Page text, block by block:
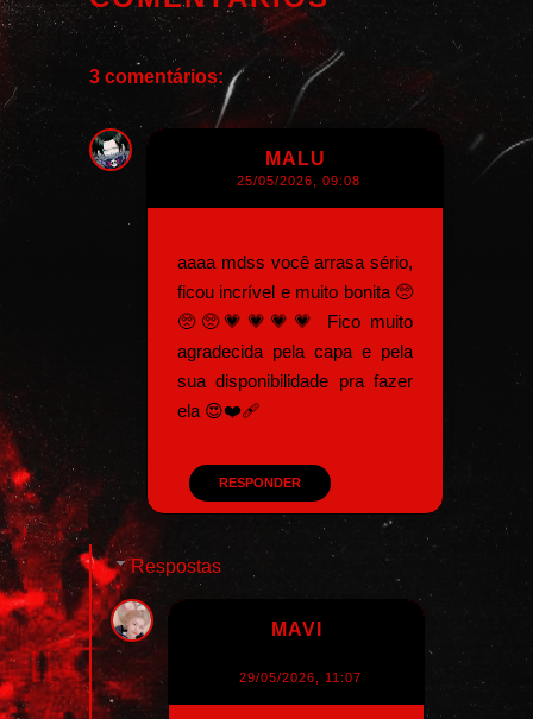
3 comentários:
MALU
25/05/2026, 09:08
aaaa mdss você arrasa sério,
ficou incrível e muito bonita 🥺
🥺🥺💗💗💗💗 Fico muito
agradecida pela capa e pela
sua disponibilidade pra fazer
ela 😍❤️‍🩹
RESPONDER
Respostas
MAVI
29/05/2026, 11:07